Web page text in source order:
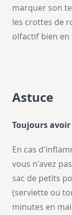
marquer son
les crottes de
olfactif bien en
Astuce
Toujours
En cas
vous n'avez
sac de petits
(serviette ou
minutes en